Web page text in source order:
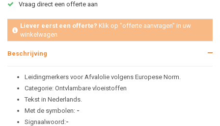
Vraag direct een offerte aan
Liever eerst een offerte? Klik op "offerte aanvragen" in uw
winkelwagen
Beschrijving
Leidingmerkers voor Afvalolie volgens Europese Norm.
Categorie: Ontvlambare vloeistoffen
Tekst in Nederlands.
Met de symbolen: -
Signaalwoord:-